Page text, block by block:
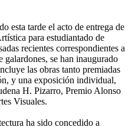
esta tarde el acto de entrega de
para estudiantado de
recientes correspondientes a
galardones, se han inaugurado
las obras tanto premiadas
y una exposición individual,
H. Pizarro, Premio Alonso
Visuales.
ha sido concedido a